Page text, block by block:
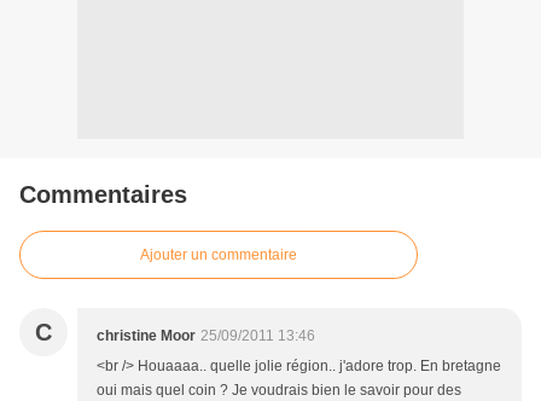
Commentaires
Ajouter un commentaire
C christine Moor 25/09/2011 13:46
<br /> Houaaaa.. quelle jolie région.. j'adore trop. En bretagne
oui mais quel coin ? Je voudrais bien le savoir pour des